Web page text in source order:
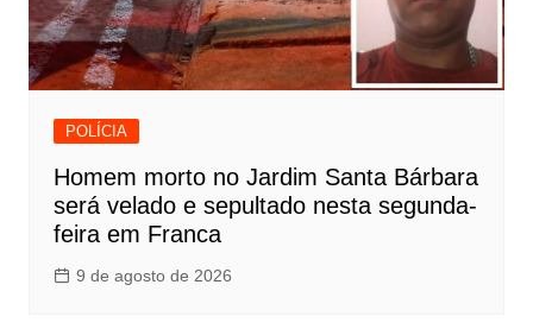
POLÍCIA
Homem morto no Jardim Santa Bárbara
será velado e sepultado nesta segunda-
feira em Franca
9 de agosto de 2026